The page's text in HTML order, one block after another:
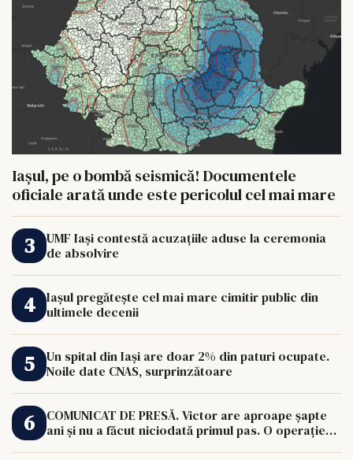
Iașul, pe o bombă seismică! Documentele
oficiale arată unde este pericolul cel mai mare
UMF Iași contestă acuzațiile aduse la ceremonia
de absolvire
Iașul pregătește cel mai mare cimitir public din
ultimele decenii
Un spital din Iași are doar 2% din paturi ocupate.
Noile date CNAS, surprinzătoare
COMUNICAT DE PRESĂ. Victor are aproape șapte
ani și nu a făcut niciodată primul pas. O operație